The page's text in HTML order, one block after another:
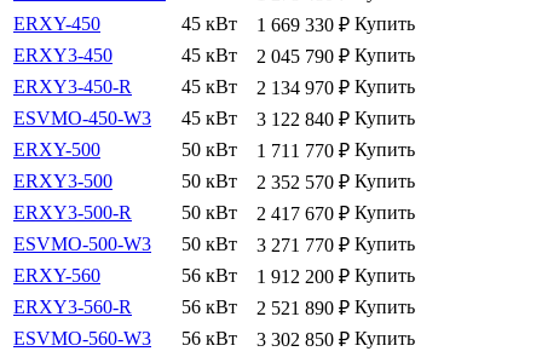
ERXY-450
45 кВт 1 669 330 ₽ Купить
ERXY3-450
45 кВт 2 045 790 ₽ Купить
ERXY3-450-R
45 кВт 2 134 970 ₽ Купить
ESVMO-450-W3
45 кВт 3 122 840 ₽ Купить
ERXY-500
50 кВт 1 711 770 ₽ Купить
ERXY3-500
50 кВт 2 352 570 ₽ Купить
ERXY3-500-R
50 кВт 2 417 670 ₽ Купить
ESVMO-500-W3
50 кВт 3 271 770 ₽ Купить
ERXY-560
56 кВт 1 912 200 ₽ Купить
ERXY3-560-R
56 кВт 2 521 890 ₽ Купить
ESVMO-560-W3
56 кВт 3 302 850 ₽ Купить